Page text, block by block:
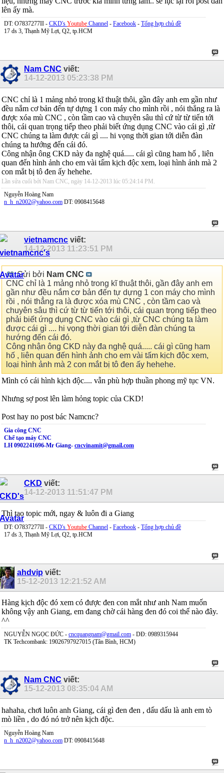
lên ấy mà.
DT: O7837277II - CKD's Youtube Channel - Facebook - Tổng hợp chủ đề
17 ds 3, Thạnh Mỹ Lợi, Q2, tp.HCM
Nam CNC viết:
14-12-2013 05:23:38 PM
CNC chỉ là 1 mảng nhỏ trong kĩ thuật thôi, gần đây anh em gần như
đều nắm cơ bản đến tự dựng 1 con máy cho mình rồi , nói thẳng ra là
được xóa mù CNC , còn tầm cao và chuyên sâu thì cứ từ từ tiến tới
thôi, cái quan trọng tiếp theo phải biết ứng dụng CNC vào cái gì ,từ
CNC chúng ta làm được cái gì .... hi vọng thời gian tới diễn đàn
chúng ta hướng đến cái đó.
Công nhận ông CKD này đa nghệ quá..... cái gì cũng ham hố , liên
quan đến hình ảnh cho em vài tấm kịch độc xem, loại hình ảnh mà 2
con mắt bị tô đen ấy hehehe.
Lần sửa cuối bởi Nam CNC, ngày 14-12-2013 lúc 05:24:14 PM
Nguyễn Hoàng Nam
n_h_n2002@yahoo.com DT: 0908415648
vietnamcnc viết:
14-12-2013 11:23:51 PM
Gửi bởi Nam CNC
CNC chỉ là 1 mảng nhỏ trong kĩ thuật thôi, gần đây anh em
gần như đều nắm cơ bản đến tự dựng 1 con máy cho mình
rồi , nói thẳng ra là được xóa mù CNC , còn tầm cao và
chuyên sâu thì cứ từ từ tiến tới thôi, cái quan trọng tiếp theo
phải biết ứng dụng CNC vào cái gì ,từ CNC chúng ta làm
được cái gì .... hi vọng thời gian tới diễn đàn chúng ta
hướng đến cái đó.
Công nhận ông CKD này đa nghệ quá..... cái gì cũng ham
hố , liên quan đến hình ảnh cho em vài tấm kịch độc xem,
loại hình ảnh mà 2 con mắt bị tô đen ấy hehehe.
Mình có cái hình kịch độc.... vẫn phù hợp thuần phong mỹ tục VN.
Nhưng sợ post lên làm hỏng topic của CKD!
Post hay no post bác Namcnc?
Gia công CNC
Chế tạo máy CNC
LH 0902241696-Mr Giang- cncvinamit@gmail.com
CKD viết:
14-12-2013 11:51:47 PM
Thì tạo topic mới, ngay & luôn đi a Giang
DT: O7837277II - CKD's Youtube Channel - Facebook - Tổng hợp chủ đề
17 ds 3, Thạnh Mỹ Lợi, Q2, tp.HCM
ahdvip viết:
15-12-2013 12:21:52 AM
Hàng kịch độc đó xem có được đen con mắt như anh Nam muốn
không vậy anh Giang, em đang chờ cái hàng đen đó coi thế nào đây.
^^
NGUYỄN NGỌC ĐỨC - cncquangnam@gmail.com - DĐ: 0989315944
TK Techcombank: 19026797927015 (Tân Bình, HCM)
Nam CNC viết:
15-12-2013 08:35:04 AM
hahaha, chơi luôn anh Giang, cái gì đen đen , dấu dấu là anh em tò
mò liền , do đó nó trở nên kịch độc.
Nguyễn Hoàng Nam
n_h_n2002@yahoo.com DT: 0908415648